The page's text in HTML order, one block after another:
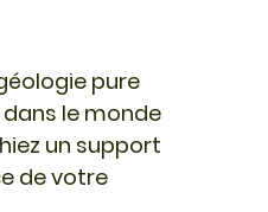
pure
le monde
un support
de votre